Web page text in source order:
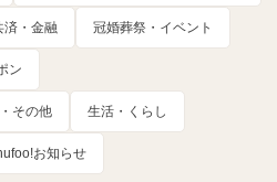
済・金融 冠婚葬祭・イベント
ン
その他 生活・くらし
お知らせ